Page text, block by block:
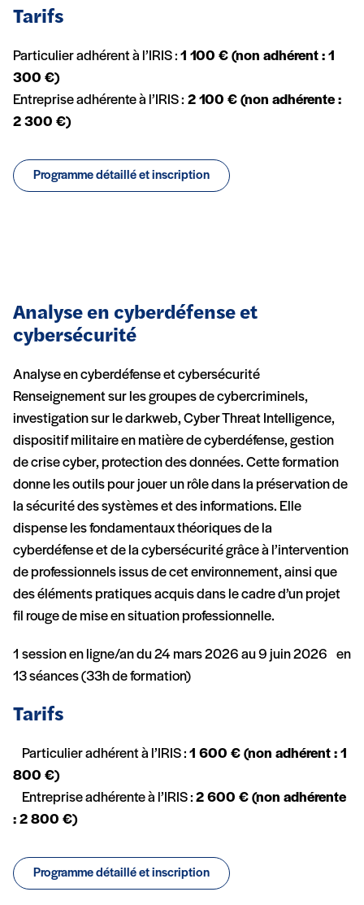
Tarifs
Particulier adhérent à l’IRIS : 1 100 € (non adhérent : 1
300 €)
Entreprise adhérente à l’IRIS : 2 100 € (non adhérente :
2 300 €)
Programme détaillé et inscription
Analyse en cyberdéfense et
cybersécurité
Analyse en cyberdéfense et cybersécurité
Renseignement sur les groupes de cybercriminels,
investigation sur le darkweb, Cyber Threat Intelligence,
dispositif militaire en matière de cyberdéfense, gestion
de crise cyber, protection des données. Cette formation
donne les outils pour jouer un rôle dans la préservation de
la sécurité des systèmes et des informations. Elle
dispense les fondamentaux théoriques de la
cyberdéfense et de la cybersécurité grâce à l’intervention
de professionnels issus de cet environnement, ainsi que
des éléments pratiques acquis dans le cadre d’un projet
fil rouge de mise en situation professionnelle.
1 session en ligne/an du 24 mars 2026 au 9 juin 2026 en
13 séances (33h de formation)
Tarifs
Particulier adhérent à l’IRIS : 1 600 € (non adhérent : 1
800 €)
Entreprise adhérente à l’IRIS : 2 600 € (non adhérente
: 2 800 €)
Programme détaillé et inscription